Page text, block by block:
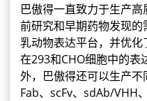
巴傲得一直致力于生产
前研究和早期药物发现
乳动物表达平台，并优
在293和CHO细胞中的表
外，巴傲得还可以生产
Fab、scFv、sdAb/VHH